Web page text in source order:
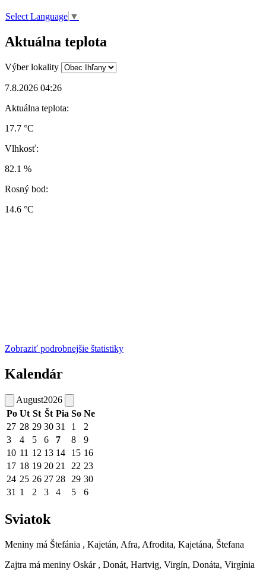
Select Language ▼
Aktuálna teplota
Výber lokality
7.8.2026 04:26
Aktuálna teplota:
17.7 °C
Vlhkosť:
82.1 %
Rosný bod:
14.6 °C
Zobraziť podrobnejšie štatistiky
Kalendár
August2026
Po Ut St Št Pia So Ne
27 28 29 30 31 1
2
3
4 5 6 7 8
9
10 11 12 13 14 15 16
17 18 19 20 21 22 23
24 25 26 27 28 29 30
31 1 2 3 4 5 6
Sviatok
Meniny má Štefánia , Kajetán, Afra, Afrodita, Kajetána, Štefana
Zajtra má meniny Oskár , Donát, Hartvig, Virgín, Donáta, Virgínia